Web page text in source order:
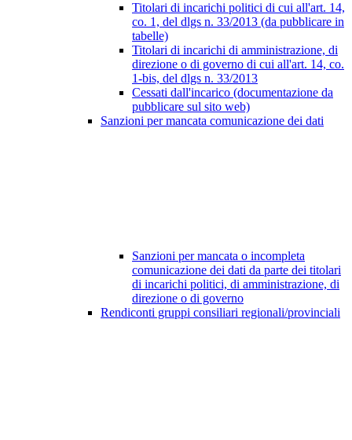
Titolari di incarichi politici di cui all'art. 14,
co. 1, del dlgs n. 33/2013 (da pubblicare in
tabelle)
Titolari di incarichi di amministrazione, di
direzione o di governo di cui all'art. 14, co.
1-bis, del dlgs n. 33/2013
Cessati dall'incarico (documentazione da
pubblicare sul sito web)
Sanzioni per mancata comunicazione dei dati
Sanzioni per mancata o incompleta
comunicazione dei dati da parte dei titolari
di incarichi politici, di amministrazione, di
direzione o di governo
Rendiconti gruppi consiliari regionali/provinciali